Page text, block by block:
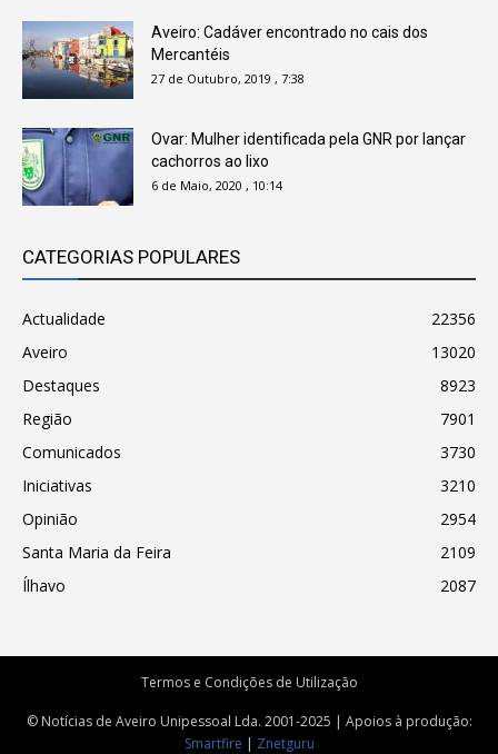
Aveiro: Cadáver encontrado no cais dos
Mercantéis
27 de Outubro, 2019 , 7:38
Ovar: Mulher identificada pela GNR por lançar
cachorros ao lixo
6 de Maio, 2020 , 10:14
CATEGORIAS POPULARES
Actualidade
22356
Aveiro
13020
Destaques
8923
Região
7901
Comunicados
3730
Iniciativas
3210
Opinião
2954
Santa Maria da Feira
2109
Ílhavo
2087
Termos e Condições de Utilização
© Notícias de Aveiro Unipessoal Lda. 2001-2025 | Apoios à produção:
Smartfire | Znetguru